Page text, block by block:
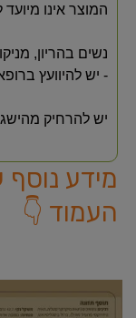
המוצר אינו
נשים בהריון,
- יש להיוועץ
יש להרחיק
מידע
העמוד 👇